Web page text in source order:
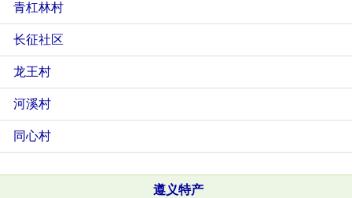
青杠林村
长征社区
龙王村
河溪村
同心村
遵义特产